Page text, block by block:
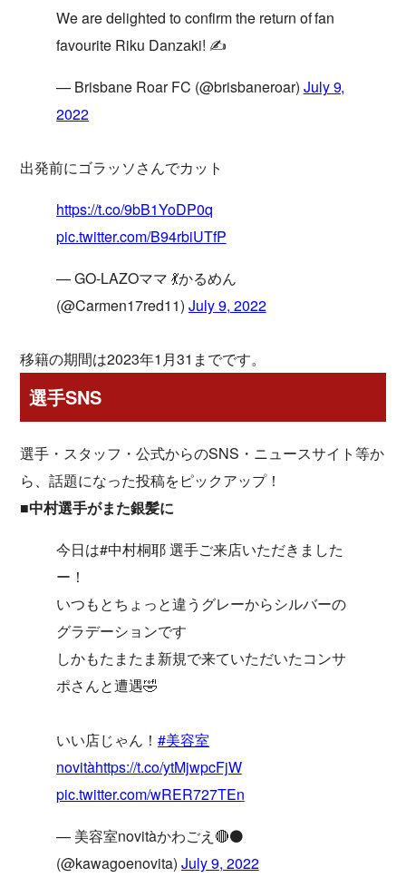
We are delighted to confirm the return of fan
favourite Riku Danzaki! ✍️
— Brisbane Roar FC (@brisbaneroar) July 9,
2022
出発前にゴラッソさんでカット
https://t.co/9bB1YoDP0q
pic.twitter.com/B94rbiUTfP
— GO-LAZOママ 💃かるめん
(@Carmen17red11) July 9, 2022
移籍の期間は2023年1月31までです。
選手SNS
選手・スタッフ・公式からのSNS・ニュースサイト等か
ら、話題になった投稿をピックアップ！
■中村選手がまた銀髪に
今日は#中村桐耶 選手ご来店いただきました
ー！
いつもとちょっと違うグレーからシルバーの
グラデーションです
しかもたまたま新規で来ていただいたコンサ
ポさんと遭遇🤣
いい店じゃん！#美容室
novitàhttps://t.co/ytMjwpcFjW
pic.twitter.com/wRER727TEn
— 美容室novitàかわごえ🔴⚫️
(@kawagoenovita) July 9, 2022